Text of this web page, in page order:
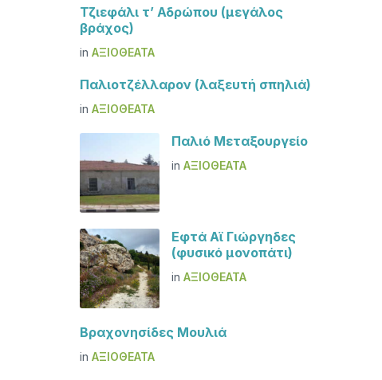
Τζιεφάλι τ’ Αδρώπου (μεγάλος
βράχος)
inΑΞΙΟΘΈΑΤΑ
Παλιοτζέλλαρον (λαξευτή σπηλιά)
inΑΞΙΟΘΈΑΤΑ
Παλιό Μεταξουργείο
inΑΞΙΟΘΈΑΤΑ
Εφτά Αϊ Γιώργηδες
(φυσικό μονοπάτι)
inΑΞΙΟΘΈΑΤΑ
Βραχονησίδες Μουλιά
inΑΞΙΟΘΈΑΤΑ